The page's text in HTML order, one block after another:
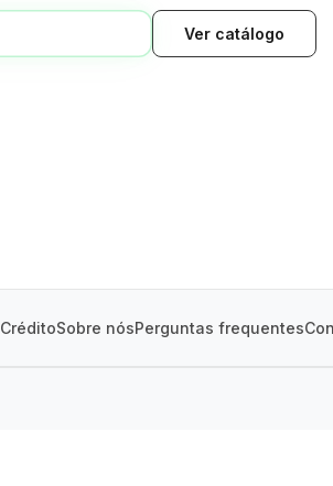
GREEN
Ver catálogo
CréditoSobre nósPerguntas frequentes